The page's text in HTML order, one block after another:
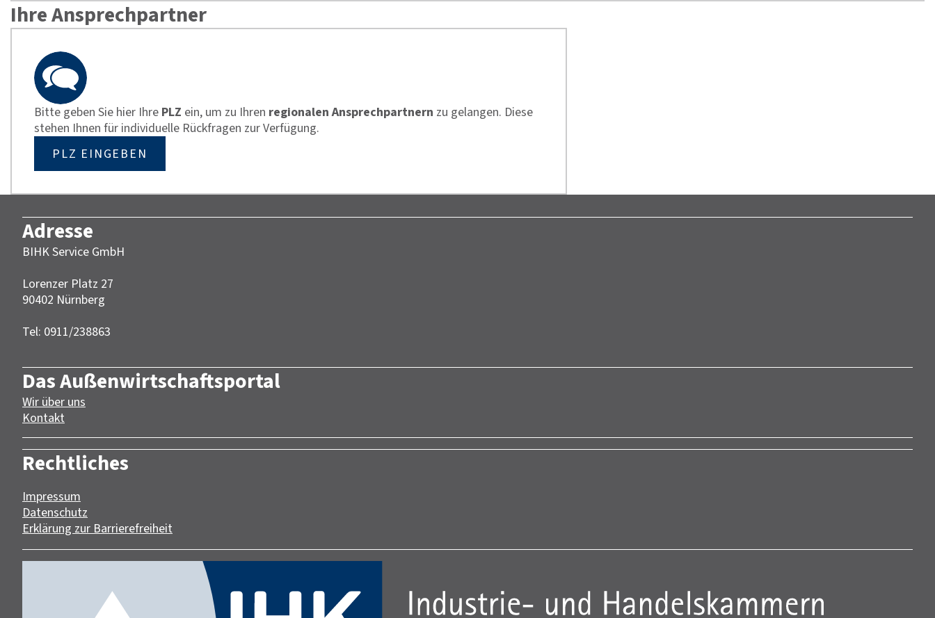
Ihre Ansprechpartner
Bitte geben Sie hier Ihre PLZ ein, um zu Ihren regionalen Ansprechpartnern zu gelangen. Diese
stehen Ihnen für individuelle Rückfragen zur Verfügung.
PLZ EINGEBEN
Adresse
BIHK Service GmbH
Lorenzer Platz 27
90402 Nürnberg‎‎
Tel: 0911/238863
Das Außenwirtschaftsportal
Wir über uns
Kontakt
Rechtliches
Impressum
Datenschutz
Erklärung zur Barrierefreiheit